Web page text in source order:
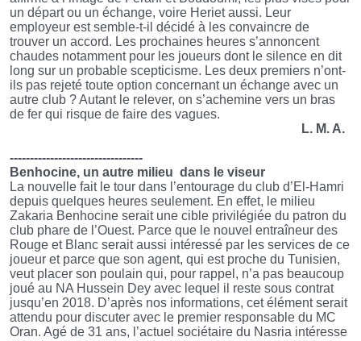
un départ ou un échange, voire Heriet aussi. Leur
employeur est semble-t-il décidé à les convaincre de
trouver un accord. Les prochaines heures s’annoncent
chaudes notamment pour les joueurs dont le silence en dit
long sur un probable scepticisme. Les deux premiers n’ont-
ils pas rejeté toute option concernant un échange avec un
autre club ? Autant le relever, on s’achemine vers un bras
de fer qui risque de faire des vagues.
L. M. A.
---------------------------------
Benhocine, un autre milieu dans le viseur
La nouvelle fait le tour dans l’entourage du club d’El-Hamri
depuis quelques heures seulement. En effet, le milieu
Zakaria Benhocine serait une cible privilégiée du patron du
club phare de l’Ouest. Parce que le nouvel entraîneur des
Rouge et Blanc serait aussi intéressé par les services de ce
joueur et parce que son agent, qui est proche du Tunisien,
veut placer son poulain qui, pour rappel, n’a pas beaucoup
joué au NA Hussein Dey avec lequel il reste sous contrat
jusqu’en 2018. D’après nos informations, cet élément serait
attendu pour discuter avec le premier responsable du MC
Oran. Agé de 31 ans, l’actuel sociétaire du Nasria intéresse